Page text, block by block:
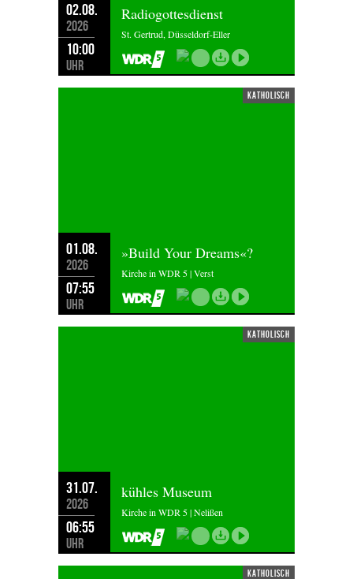
02.08.
2026
10:00
Uhr
Radiogottesdienst
St. Gertrud, Düsseldorf-Eller
katholisch
01.08.
2026
07:55
Uhr
»Build Your Dreams«?
Kirche in WDR 5 | Verst
katholisch
31.07.
2026
06:55
Uhr
kühles Museum
Kirche in WDR 5 | Nelißen
katholisch